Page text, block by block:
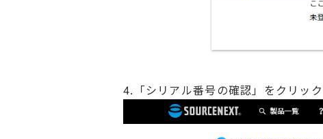
4.「シリアル番号の確認」をクリック